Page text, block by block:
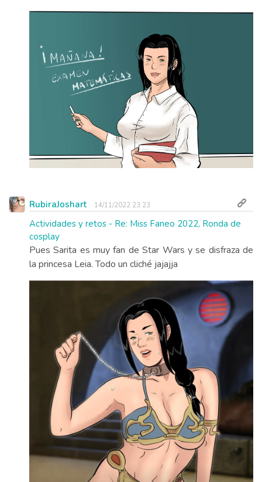
RubiraJoshart 14/11/2022 23:23
Actividades y retos - Re: Miss Faneo 2022, Ronda de
cosplay
Pues Sarita es muy fan de Star Wars y se disfraza de
la princesa Leia. Todo un cliché jajajja